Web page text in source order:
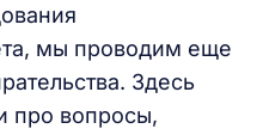
мы проводим еще
Здесь
про вопросы,